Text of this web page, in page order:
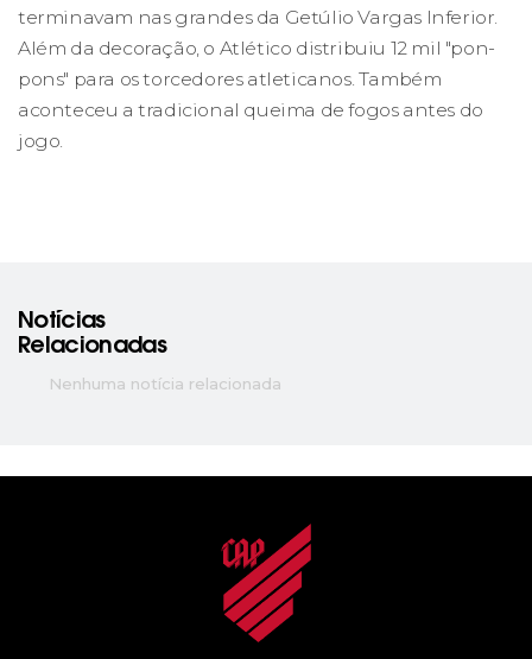
terminavam nas grandes da Getúlio Vargas Inferior.
Além da decoração, o Atlético distribuiu 12 mil "pon-
pons" para os torcedores atleticanos. Também
aconteceu a tradicional queima de fogos antes do
jogo.
Notícias
Relacionadas
Nenhuma notícia relacionada